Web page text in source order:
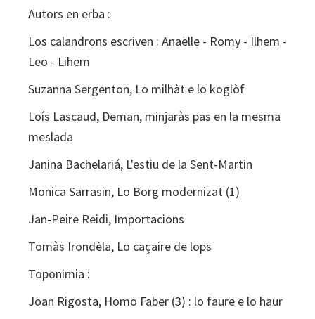
Autors en erba :
Los calandrons escriven : Anaëlle - Romy - Ilhem -
Leo - Lihem
Suzanna Sergenton, Lo milhàt e lo koglòf
Loís Lascaud, Deman, minjaràs pas en la mesma
meslada
Janina Bachelariá, L'estiu de la Sent-Martin
Monica Sarrasin, Lo Borg modernizat (1)
Jan-Peire Reidi, Importacions
Tomàs Irondèla, Lo caçaire de lops
Toponimia :
Joan Rigosta, Homo Faber (3) : lo faure e lo haur